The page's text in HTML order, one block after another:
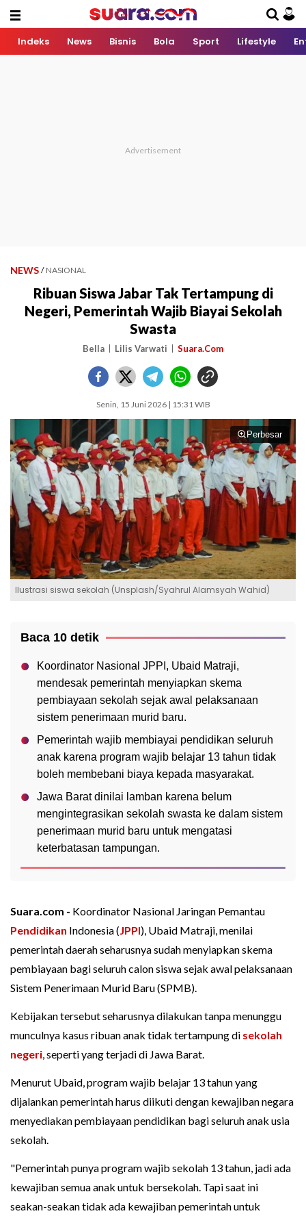
Indeks News Bisnis Bola Sport Lifestyle
NEWS / NASIONAL
Ribuan Siswa Jabar Tak Tertampung di
Negeri, Pemerintah Wajib Biayai Sekolah
Swasta
Bella Lilis Varwati Suara.Com
Senin, 15 Juni 2026 | 15:31 WIB
Perbesar
Ilustrasi siswa sekolah (Unsplash/Syahrul Alamsyah Wahid)
Baca 10 detik
Koordinator Nasional JPPI, Ubaid Matraji,
mendesak pemerintah menyiapkan skema
pembiayaan sekolah sejak awal pelaksanaan
sistem penerimaan murid baru.
Pemerintah wajib membiayai pendidikan seluruh
anak karena program wajib belajar 13 tahun tidak
boleh membebani biaya kepada masyarakat.
Jawa Barat dinilai lamban karena belum
mengintegrasikan sekolah swasta ke dalam sistem
penerimaan murid baru untuk mengatasi
keterbatasan tampungan.
Suara.com - Koordinator Nasional Jaringan Pemantau
Pendidikan Indonesia (JPPI), Ubaid Matraji, menilai
pemerintah daerah seharusnya sudah menyiapkan skema
pembiayaan bagi seluruh calon siswa sejak awal pelaksanaan
Sistem Penerimaan Murid Baru (SPMB).
Kebijakan tersebut seharusnya dilakukan tanpa menunggu
munculnya kasus ribuan anak tidak tertampung di sekolah
negeri, seperti yang terjadi di Jawa Barat.
Menurut Ubaid, program wajib belajar 13 tahun yang
dijalankan pemerintah harus diikuti dengan kewajiban negara
menyediakan pembiayaan pendidikan bagi seluruh anak usia
sekolah.
"Pemerintah punya program wajib sekolah 13 tahun, jadi ada
kewajiban semua anak untuk bersekolah. Tapi saat ini
seakan-seakan tidak ada kewajiban pemerintah untuk